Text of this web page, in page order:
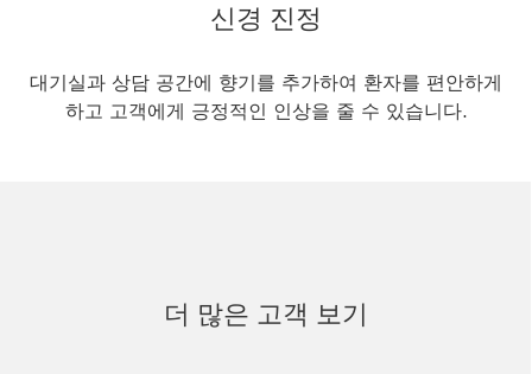
신경 진정
대기실과 상담 공간에 향기를 추가하여 환자를 편안하게
하고 고객에게 긍정적인 인상을 줄 수 있습니다.
더 많은 고객 보기